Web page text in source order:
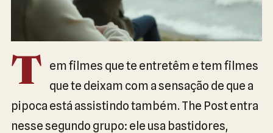
T
em filmes que te entretêm e tem filmes
que te deixam com a sensação de que a
pipoca está assistindo também. The Post entra
nesse segundo grupo: ele usa bastidores,